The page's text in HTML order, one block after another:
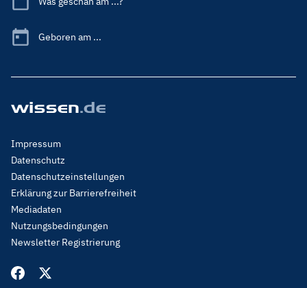
Geboren am ...
Footer
Menu
Legal
Impressum
Datenschutz
Datenschutzeinstellungen
Erklärung zur Barrierefreiheit
Mediadaten
Nutzungsbedingungen
Newsletter Registrierung